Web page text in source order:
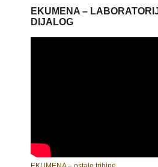
EKUMENA –
DIJALOG